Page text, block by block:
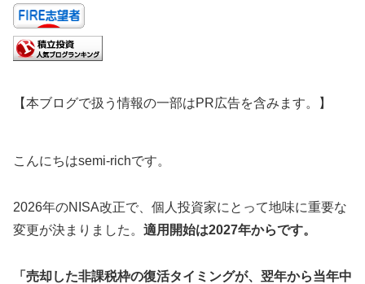
【本ブログで扱う情報の一部はPR広告を含みます。】
こんにちはsemi-richです。
2026年のNISA改正で、個人投資家にとって地味に重要な
変更が決まりました。 適用開始は2027年からです。
「売却した非課税枠の復活タイミングが、翌年から当年中